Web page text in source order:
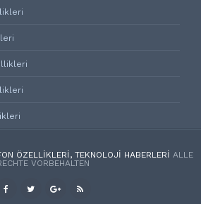
ÖZELLIKLERI, TEKNOLOJI HABERLERI ALLE
VORBEHALTEN